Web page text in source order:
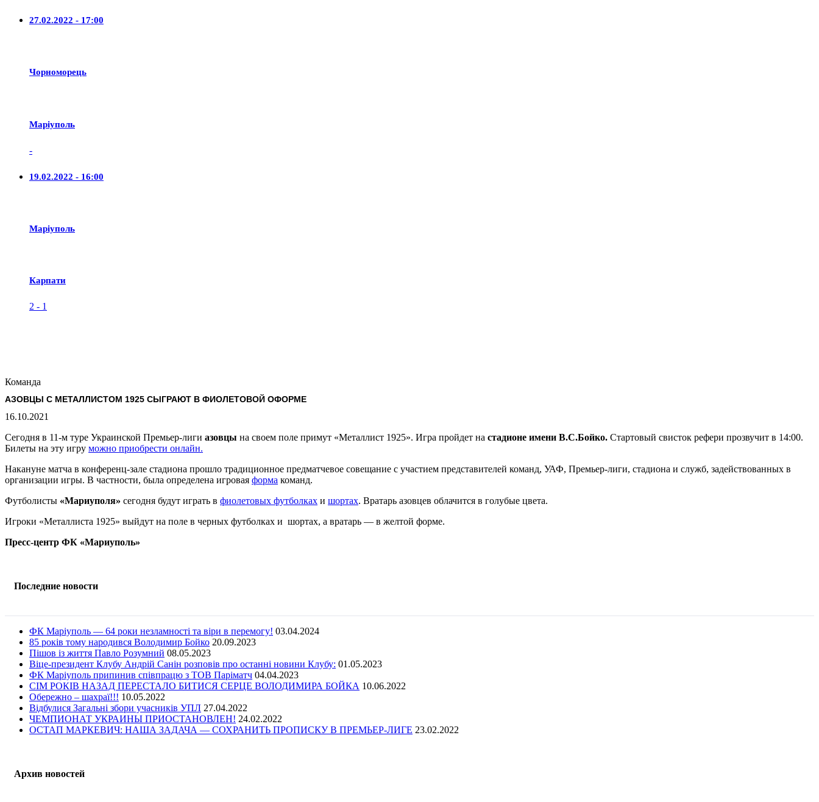
27.02.2022 - 17:00
Чорноморець
Маріуполь
-
19.02.2022 - 16:00
Маріуполь
Карпати
2 - 1
Команда
АЗОВЦЫ С МЕТАЛЛИСТОМ 1925 СЫГРАЮТ В ФИОЛЕТОВОЙ ОФОРМЕ
16.10.2021
Сегодня в 11-м туре Украинской Премьер-лиги азовцы на своем поле примут «Металлист 1925». Игра пройдет на стадионе имени В.С.Бойко. Стартовый свисток рефери прозвучит в 14:00.
Билеты на эту игру можно приобрести онлайн.
Накануне матча в конференц-зале стадиона прошло традиционное предматчевое совещание с участием представителей команд, УАФ, Премьер-лиги, стадиона и служб, задействованных в
организации игры. В частности, была определена игровая форма команд.
Футболисты «Мариуполя» сегодня будут играть в фиолетовых футболках и шортах. Вратарь азовцев облачится в голубые цвета.
Игроки «Металлиста 1925» выйдут на поле в черных футболках и шортах, а вратарь — в желтой форме.
Пресс-центр ФК «Мариуполь»
Последние новости
ФК Маріуполь — 64 роки незламності та віри в перемогу! 03.04.2024
85 років тому народився Володимир Бойко 20.09.2023
Пішов із життя Павло Розумний 08.05.2023
Віце-президент Клубу Андрій Санін розповів про останні новини Клубу: 01.05.2023
ФК Маріуполь припинив співпрацю з ТОВ Паріматч 04.04.2023
СІМ РОКІВ НАЗАД ПЕРЕСТАЛО БИТИСЯ СЕРЦЕ ВОЛОДИМИРА БОЙКА 10.06.2022
Обережно – шахраї!!! 10.05.2022
Відбулися Загальні збори учасників УПЛ 27.04.2022
ЧЕМПИОНАТ УКРАИНЫ ПРИОСТАНОВЛЕН! 24.02.2022
ОСТАП МАРКЕВИЧ: НАША ЗАДАЧА — СОХРАНИТЬ ПРОПИСКУ В ПРЕМЬЕР-ЛИГЕ 23.02.2022
Архив новостей